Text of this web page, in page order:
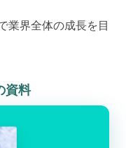
業界全体の成長を目
資料